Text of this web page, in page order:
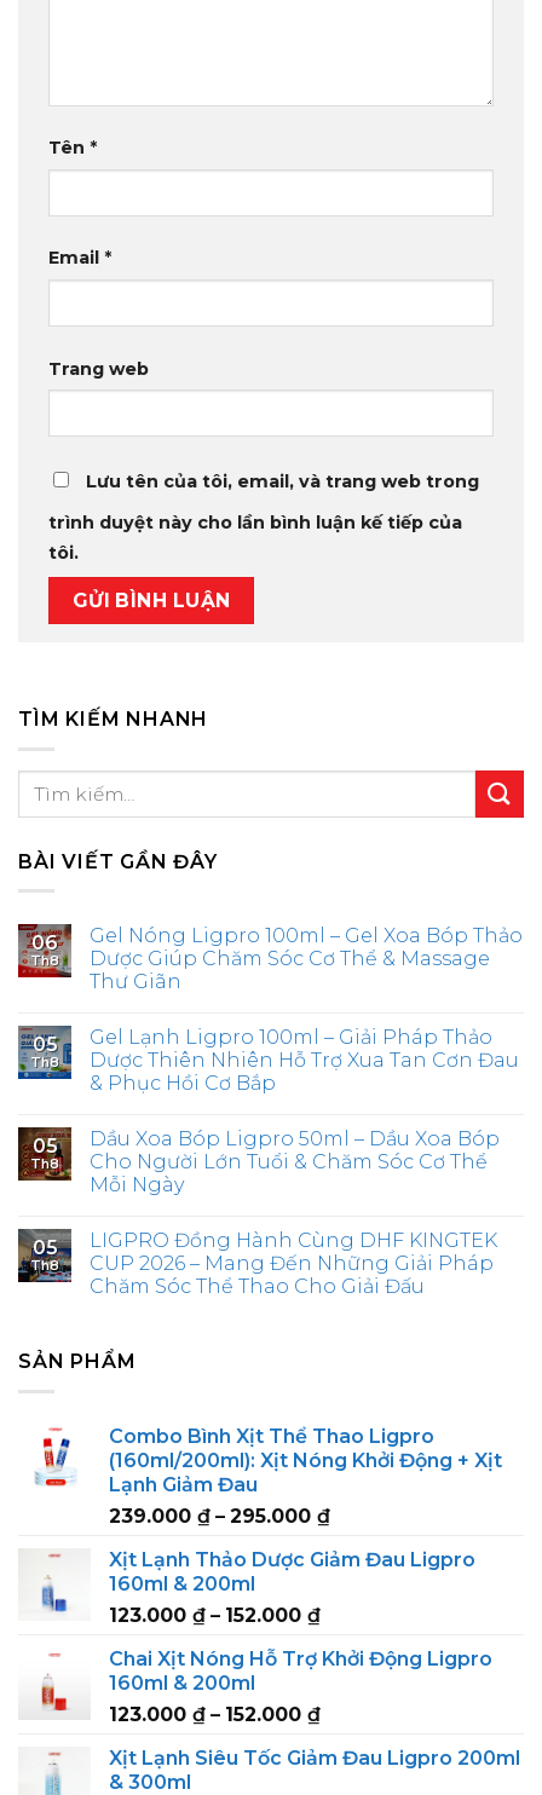
Tên *
Email *
Trang web
Lưu tên của tôi, email, và trang web trong
trình duyệt này cho lần bình luận kế tiếp của
tôi.
TÌM KIẾM NHANH
BÀI VIẾT GẦN ĐÂY
06
Th8
Gel Nóng Ligpro 100ml – Gel Xoa Bóp Thảo
Dược Giúp Chăm Sóc Cơ Thể & Massage
Thư Giãn
05
Th8
Gel Lạnh Ligpro 100ml – Giải Pháp Thảo
Dược Thiên Nhiên Hỗ Trợ Xua Tan Cơn Đau
& Phục Hồi Cơ Bắp
05
Th8
Dầu Xoa Bóp Ligpro 50ml – Dầu Xoa Bóp
Cho Người Lớn Tuổi & Chăm Sóc Cơ Thể
Mỗi Ngày
05
Th8
LIGPRO Đồng Hành Cùng DHF KINGTEK
CUP 2026 – Mang Đến Những Giải Pháp
Chăm Sóc Thể Thao Cho Giải Đấu
SẢN PHẨM
Combo Bình Xịt Thể Thao Ligpro
(160ml/200ml): Xịt Nóng Khởi Động + Xịt
Lạnh Giảm Đau
239.000 ₫ – 295.000 ₫Price
239.000 ₫
Xịt Lạnh Thảo Dược Giảm Đau Ligpro
160ml & 200ml
123.000 ₫ – 152.000 ₫Price
123.000 ₫
152.000 ₫
Chai Xịt Nóng Hỗ Trợ Khởi Động Ligpro
160ml & 200ml
123.000 ₫ – 152.000 ₫Price
123.000 ₫
Xịt Lạnh Siêu Tốc Giảm Đau Ligpro 200ml
& 300ml